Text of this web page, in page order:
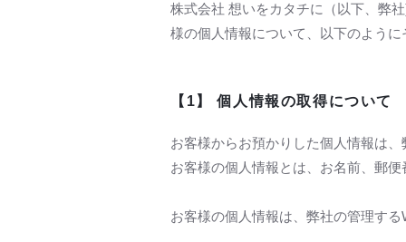
株式会社 想いをカタチに（以下、弊
様の個人情報について、以下のよう
【1】 個人情報の取得について
お客様からお預かりした個人情報は
お客様の個人情報とは、お名前、郵
お客様の個人情報は、弊社の管理す